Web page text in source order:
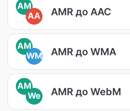
AM
AA
AMR до AAC
AM
WM
AMR до WMA
AM
We
AMR до WebM